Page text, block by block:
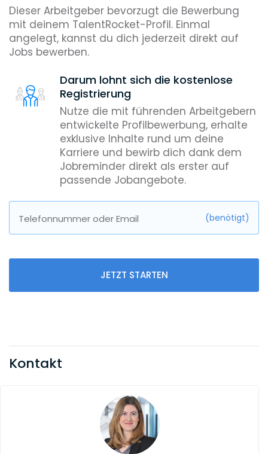
Dieser Arbeitgeber bevorzugt die Bewerbung
mit deinem TalentRocket-Profil. Einmal
angelegt, kannst du dich jederzeit direkt auf
Jobs bewerben.
Darum lohnt sich die kostenlose
Registrierung
Nutze die mit führenden Arbeitgebern
entwickelte Profilbewerbung, erhalte
exklusive Inhalte rund um deine
Karriere und bewirb dich dank dem
Jobreminder direkt als erster auf
passende Jobangebote.
Telefonnummer oder Email (benötigt)
JETZT STARTEN
Kontakt